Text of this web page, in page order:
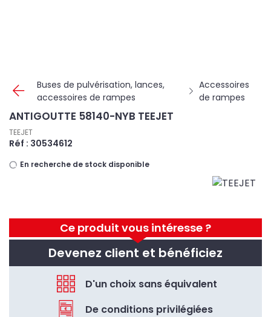
Buses de pulvérisation, lances,
accessoires de rampes
Accessoires
de rampes
Ce produit vous intéresse ?
Devenez client et bénéficiez
D'un choix sans équivalent
De conditions privilégiées
ANTIGOUTTE 58140-NYB TEEJET
TEEJET
Réf : 30534612
En recherche de stock disponible